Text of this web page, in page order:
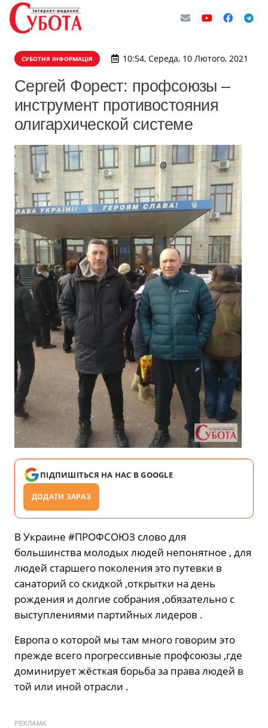
СУБОТНЯ ІНФОРМАЦІЯ 10:54, Середа, 10 Лютого, 2021
Сергей Форест: профсоюзы –
инструмент противостояния
олигархической системе
ПІДПИШІТЬСЯ НА НАС В GOOGLE
ДОДАТИ ЗАРАЗ
В Украине #ПРОФСОЮЗ слово для
большинства молодых людей непонятное , для
людей старшего поколения это путевки в
санаторий со скидкой ,открытки на день
рождения и долгие собрания ,обязательно с
выступлениями партийных лидеров .
Европа о которой мы там много говорим это
прежде всего прогрессивные профсоюзы ,где
доминирует жёсткая борьба за права людей в
той или иной отрасли .
РЕКЛАМА